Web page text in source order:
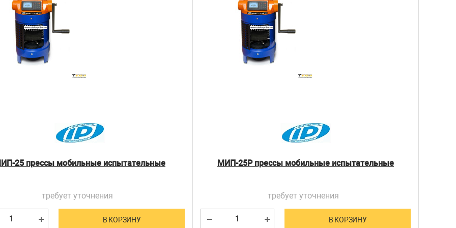
25 прессы мобильные испытательные
требует уточнения
В КОРЗИНУ
МИП-25Р прессы мобильные испытательные
требует уточнения
В КОРЗИНУ